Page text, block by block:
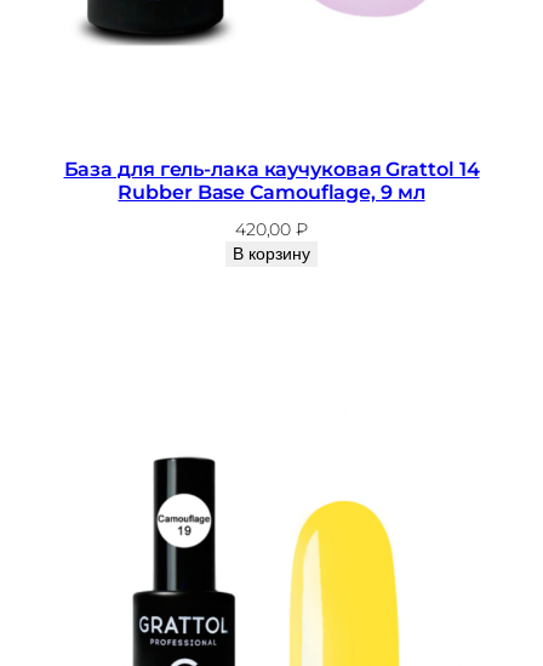
База для гель-лака каучуковая Grattol 14
Rubber Base Camouflage, 9 мл
420,00₽
В корзину